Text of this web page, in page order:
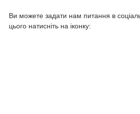
Ви можете задати нам питання в
цього натисніть на іконку: